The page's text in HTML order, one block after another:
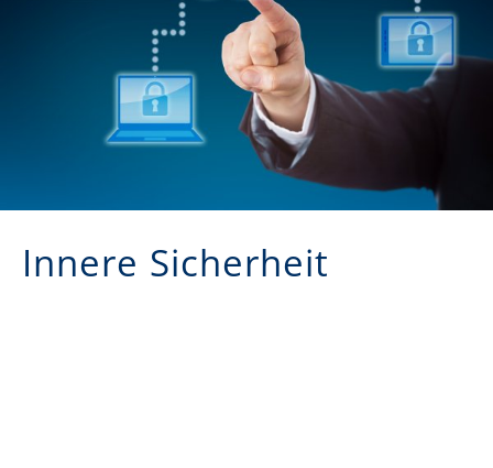
Innere Sicherheit